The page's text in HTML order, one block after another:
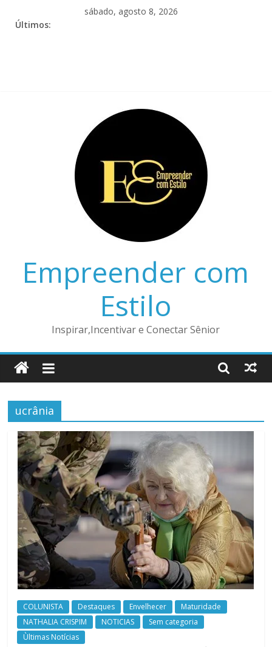
sábado, agosto 8, 2026
Últimos:
Empreender com
Estilo
Inspirar,Incentivar e Conectar Sênior
ucrânia
COLUNISTA Destaques Envelhecer
Maturidade
NATHALIA CRISPIM
NOTICIAS
Sem categoria
Ùltimas Notícias